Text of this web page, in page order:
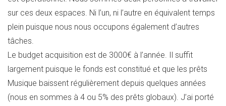
sur ces deux espaces. Ni l’un, ni l’autre en équivalent temps
plein puisque nous nous occupons également d’autres
tâches.
Le budget acquisition est de 3000€ à l’année. Il suffit
largement puisque le fonds est constitué et que les prêts
Musique baissent régulièrement depuis quelques années
(nous en sommes à 4 ou 5% des prêts globaux). J’ai porté